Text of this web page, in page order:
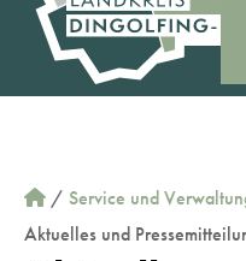
/ Service und
Aktuelles und